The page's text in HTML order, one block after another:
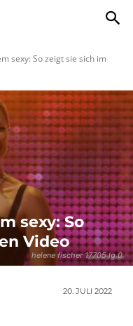
sexy: So zeigt sie sich im
helene fischer 17705 lg 0
sexy: So
Video
20. JULI 2022